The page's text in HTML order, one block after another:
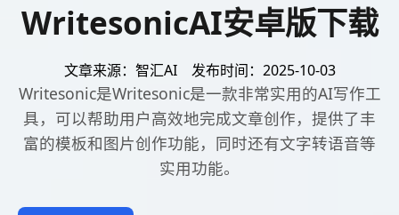
WritesonicAI安卓版下载
文章来源：智汇AI 发布时间：2025-10-03
Writesonic是Writesonic是一款非常实用的AI写作工
具，可以帮助用户高效地完成文章创作，提供了丰
富的模板和图片创作功能，同时还有文字转语音等
实用功能。